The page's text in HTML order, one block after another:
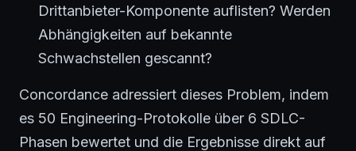
Drittanbieter-Komponente auflisten? Werden
Abhängigkeiten auf bekannte
Schwachstellen gescannt?
Concordance adressiert dieses Problem, indem
es 50 Engineering-Protokolle über 6 SDLC-
Phasen bewertet und die Ergebnisse direkt auf